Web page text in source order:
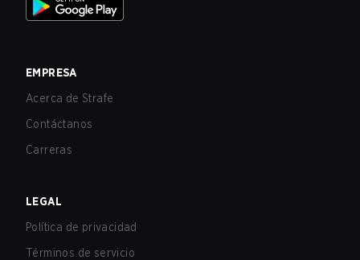
EMPRESA
Acerca de Strafe
Contáctanos
Carreras
LEGAL
Política de privacidad
Términos de servicio